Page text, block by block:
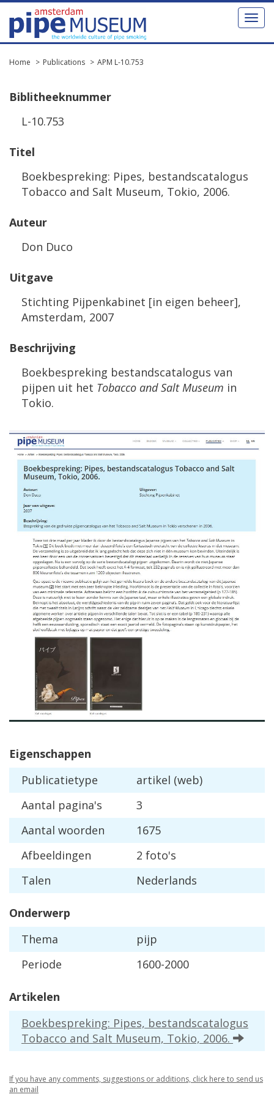
Toggle
Home Publications APM L-10.753
Biblitheeknummer
L-10.753
Titel
Boekbespreking: Pipes, bestandscatalogus
Tobacco and Salt Museum, Tokio, 2006.
Auteur
Don Duco
Uitgave
Stichting Pijpenkabinet [in eigen beheer],
Amsterdam, 2007
Beschrijving
Boekbespreking bestandscatalogus van
pijpen uit het Tobacco and Salt Museum in
Tokio.
Eigenschappen
Publicatietype
artikel (web)
Aantal pagina's
3
Aantal woorden
1675
Afbeeldingen
2 foto's
Talen
Nederlands
Onderwerp
Thema
pijp
Periode
1600-2000
Artikelen
Boekbespreking: Pipes, bestandscatalogus
Tobacco and Salt Museum, Tokio, 2006.
If you have any comments, suggestions or additions, click here to send us
an email